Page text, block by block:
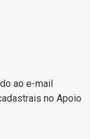
ao e-mail
no Apoio